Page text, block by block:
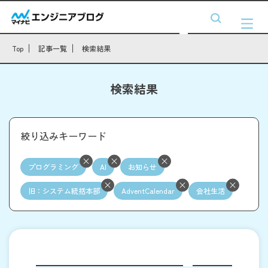
Top 記事一覧 検索結果
検索結果
絞り込みキーワード
プログラミング AI お知らせ
旧：システム統括本部 AdventCalendar 会社生活